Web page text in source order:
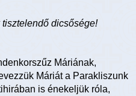
dicsősége!
Máriának,
Máriát a Parakliszunk
is énekeljük róla,